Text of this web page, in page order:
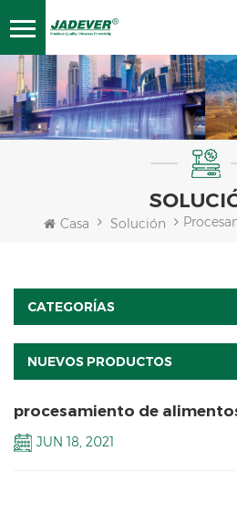
Casa Solución
CATEGORÍAS
NUEVOS PRODUCTOS
procesamiento de
JUN 18, 2021